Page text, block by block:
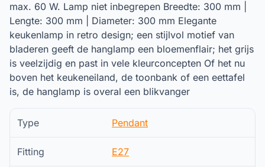
max. 60 W. Lamp niet inbegrepen Breedte: 300 mm |
Lengte: 300 mm | Diameter: 300 mm Elegante
keukenlamp in retro design; een stijlvol motief van
bladeren geeft de hanglamp een bloemenflair; het grijs
is veelzijdig en past in vele kleurconcepten Of het nu
boven het keukeneiland, de toonbank of een eettafel
is, de hanglamp is overal een blikvanger
Type Pendant
Fitting E27